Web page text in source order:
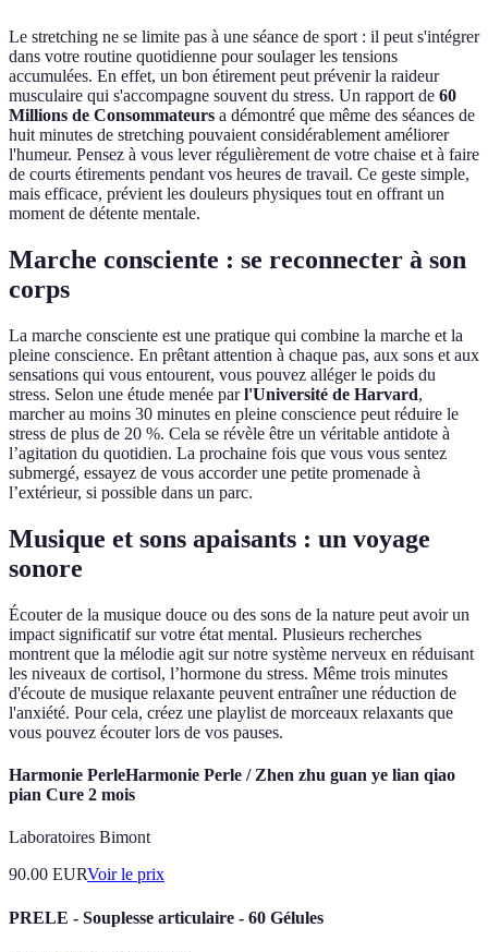
Le stretching ne se limite pas à une séance de sport : il peut s'intégrer
dans votre routine quotidienne pour soulager les tensions
accumulées. En effet, un bon étirement peut prévenir la raideur
musculaire qui s'accompagne souvent du stress. Un rapport de 60
Millions de Consommateurs a démontré que même des séances de
huit minutes de stretching pouvaient considérablement améliorer
l'humeur. Pensez à vous lever régulièrement de votre chaise et à faire
de courts étirements pendant vos heures de travail. Ce geste simple,
mais efficace, prévient les douleurs physiques tout en offrant un
moment de détente mentale.
Marche consciente : se reconnecter à son
corps
La marche consciente est une pratique qui combine la marche et la
pleine conscience. En prêtant attention à chaque pas, aux sons et aux
sensations qui vous entourent, vous pouvez alléger le poids du
stress. Selon une étude menée parl'Université de Harvard,
marcher au moins 30 minutes en pleine conscience peut réduire le
stress de plus de 20 %. Cela se révèle être un véritable antidote à
l’agitation du quotidien. La prochaine fois que vous vous sentez
submergé, essayez de vous accorder une petite promenade à
l’extérieur, si possible dans un parc.
Musique et sons apaisants : un voyage
sonore
Écouter de la musique douce ou des sons de la nature peut avoir un
impact significatif sur votre état mental. Plusieurs recherches
montrent que la mélodie agit sur notre système nerveux en réduisant
les niveaux de cortisol, l’hormone du stress. Même trois minutes
d'écoute de musique relaxante peuvent entraîner une réduction de
l'anxiété. Pour cela, créez une playlist de morceaux relaxants que
vous pouvez écouter lors de vos pauses.
Harmonie PerleHarmonie Perle / Zhen zhu guan ye lian qiao
pian Cure 2 mois
Laboratoires Bimont
90.00 EURVoir le prix
PRELE - Souplesse articulaire - 60 Gélules